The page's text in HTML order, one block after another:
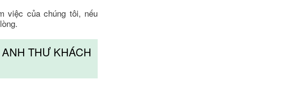
việc của chúng tôi, nếu
THƯ KHÁCH